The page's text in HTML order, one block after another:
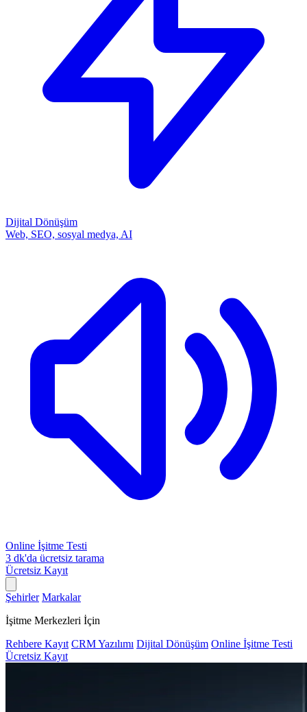
Dijital Dönüşüm
Web, SEO, sosyal medya, AI
Online İşitme Testi
3 dk'da ücretsiz tarama
Ücretsiz Kayıt
Şehirler Markalar
İşitme Merkezleri İçin
Rehbere Kayıt CRM Yazılımı Dijital Dönüşüm Online İşitme Testi
Ücretsiz Kayıt